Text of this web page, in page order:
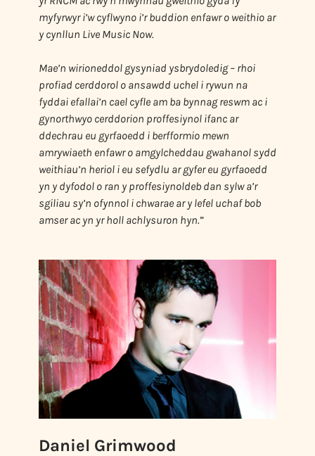
myfyrwyr i’w cyflwyno i’r buddion enfawr o weithio ar
y cynllun Live Music Now.
Mae’n wirioneddol gysyniad ysbrydoledig – rhoi
profiad cerddorol o ansawdd uchel i rywun na
fyddai efallai’n cael cyfle am ba bynnag reswm ac i
gynorthwyo cerddorion proffesiynol ifanc ar
ddechrau eu gyrfaoedd i berfformio mewn
amrywiaeth enfawr o amgylcheddau gwahanol sydd
weithiau’n heriol i eu sefydlu ar gyfer eu gyrfaoedd
yn y dyfodol o ran y proffesiynoldeb dan sylw a’r
sgiliau sy’n ofynnol i chwarae ar y lefel uchaf bob
amser ac yn yr holl achlysuron hyn.”
Daniel Grimwood